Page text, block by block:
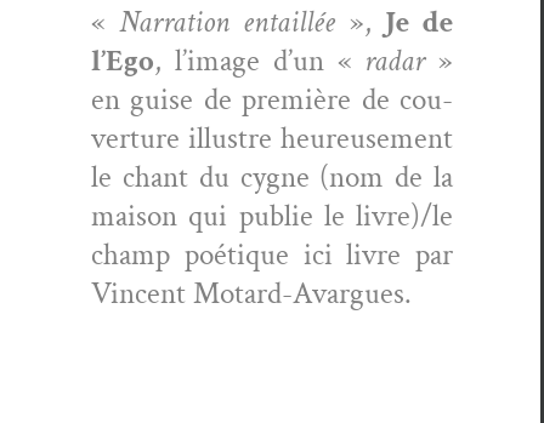
« Nar­ra­tion entail­lée », Je de
l’Ego, l’image d’un « radar»
en guise de pre­mière de cou­
ver­ture illus­tre heureuse­ment
le chant du cygne (nom de la
mai­son qui pub­lie le livre)/le
champ poé­tique ici livre par
Vin­cent Motard-Avargues.